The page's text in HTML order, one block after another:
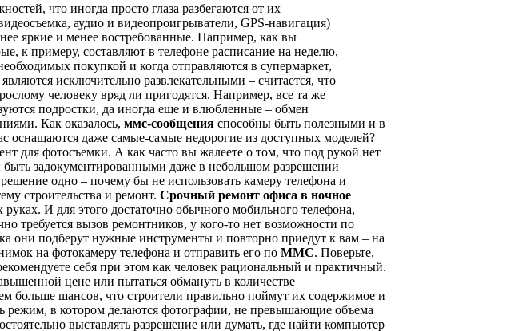
что иногда просто глаза разбегаются от их
аудио и видеопроигрыватели, GPS-навигация)
яркие и менее востребованные. Например, как вы
к примеру, составляют в телефоне расписание на неделю,
покупкой и когда отправляются в супермаркет,
исключительно развлекательными – считается, что
человеку вряд ли пригодятся. Например, все та же
подростки, да иногда еще и влюбленные – обмен
Как оказалось, ммс-сообщения способны быть полезными и в
оснащаются даже самые-самые недорогие из доступных моделей?
для фотосъемки. А как часто вы жалеете о том, что под рукой нет
задокументированными даже в небольшом разрешении
одно – почему бы не использовать камеру телефона и
строительства и ремонт. Срочный ремонт офиса в ночное
И для этого достаточно обычного мобильного телефона,
требуется вызов ремонтников, у кого-то нет возможности по
они подберут нужные инструменты и повторно приедут к вам – на
на фотокамеру телефона и отправить его по ММС. Поверьте,
себя при этом как человек рациональный и практичный.
цене или пытаться обмануть в количестве
больше шансов, что строители правильно поймут их содержимое и
режим, в котором делаются фотографии, не превышающие объема
выставлять разрешение или думать, где найти компьютер